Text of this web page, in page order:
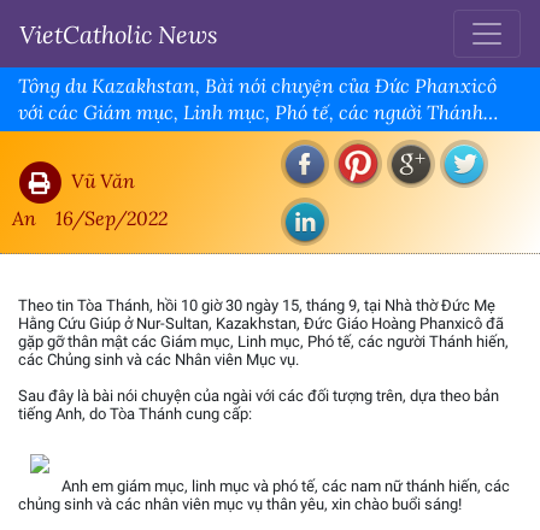
VietCatholic News
Tông du Kazakhstan, Bài nói chuyện của Đức Phanxicô
với các Giám mục, Linh mục, Phó tế, các người Thánh
hiến, các Chủng sinh và các Nhân viên Mục vụ
Vũ Văn
An
16/Sep/2022
Theo tin Tòa Thánh, hồi 10 giờ 30 ngày 15, tháng 9, tại Nhà thờ Đức Mẹ
Hằng Cứu Giúp ở Nur-Sultan, Kazakhstan, Đức Giáo Hoàng Phanxicô đã
gặp gỡ thân mật các Giám mục, Linh mục, Phó tế, các người Thánh hiến,
các Chủng sinh và các Nhân viên Mục vụ.
Sau đây là bài nói chuyện của ngài với các đối tượng trên, dựa theo bản
tiếng Anh, do Tòa Thánh cung cấp:
Anh em giám mục, linh mục và phó tế, các nam nữ thánh hiến, các
chủng sinh và các nhân viên mục vụ thân yêu, xin chào buổi sáng!